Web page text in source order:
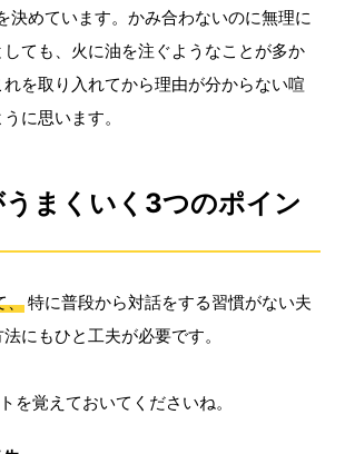
決めています。かみ合わないのに無理に
ても、火に油を注ぐようなことが多か
を取り入れてから理由が分からない喧
に思います。
うまくいく3つのポイン
、特に普段から対話をする習慣がない夫
にもひと工夫が必要です。
を覚えておいてくださいね。